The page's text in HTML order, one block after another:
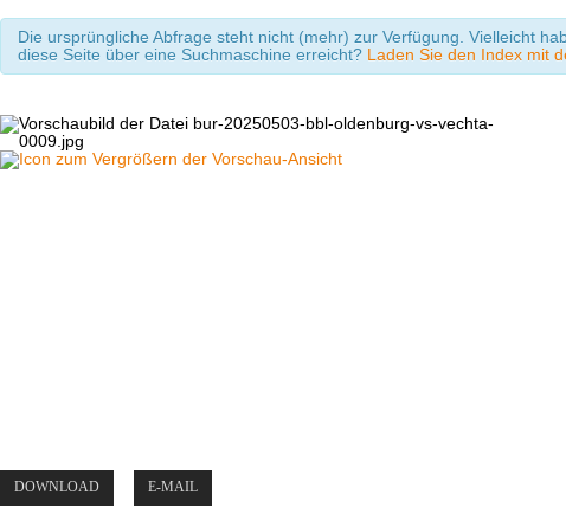
Die ursprüngliche Abfrage steht nicht (mehr) zur Verfügung. Vielleicht
diese Seite über eine Suchmaschine erreicht? Laden Sie den Index mit
DOWNLOAD E-MAIL